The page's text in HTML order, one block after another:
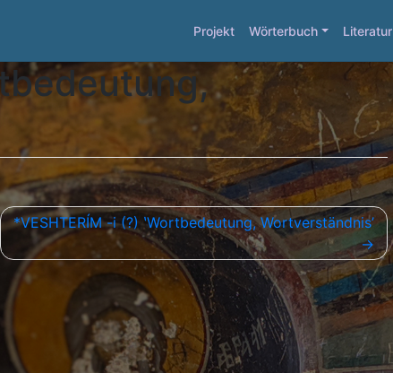
Projekt Wörterbuch Literatur
*VESHTERÍM -i (?) ʽWortbedeutung, Wortverständnis’